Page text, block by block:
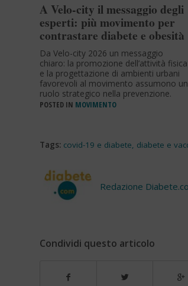
A Velo-city il messaggio degli
esperti: più movimento per
contrastare diabete e obesità
Da Velo-city 2026 un messaggio
chiaro: la promozione dell’attività fisica
e la progettazione di ambienti urbani
favorevoli al movimento assumono un
ruolo strategico nella prevenzione.
POSTED IN MOVIMENTO
Tags: covid-19 e diabete, diabete e
Redazione
Condividi questo articolo